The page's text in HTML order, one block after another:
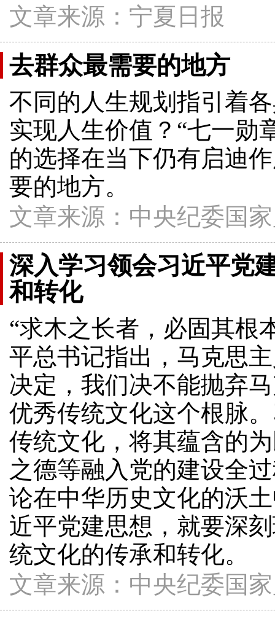
文章来源：宁夏日报
去群众最需要的地方
不同的人生规划指引着
实现人生价值？“七一勋
的选择在当下仍有启迪
要的地方。
文章来源：中央纪委国
深入学习领会习近平党
和转化
“求木之长者，必固其根
平总书记指出，马克思
决定，我们决不能抛弃
优秀传统文化这个根脉
传统文化，将其蕴含的
之德等融入党的建设全
论在中华历史文化的沃
近平党建思想，就要深
统文化的传承和转化。
文章来源：中央纪委国